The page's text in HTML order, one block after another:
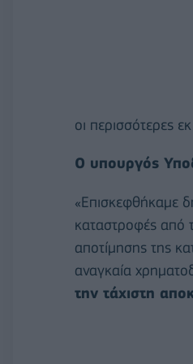
οι περισσότερες
Ο υπουργός
«Επισκεφθήκαμε
καταστροφές από
αποτίμησης της
αναγκαία
την τάχιστη